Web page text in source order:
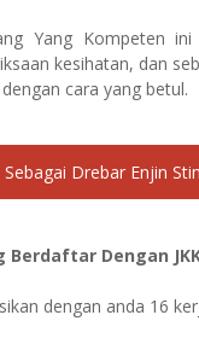
Yang Kompeten
kesihatan, dan
cara yang betul.
Drebar Enjin
Berdaftar Dengan
dengan anda 16